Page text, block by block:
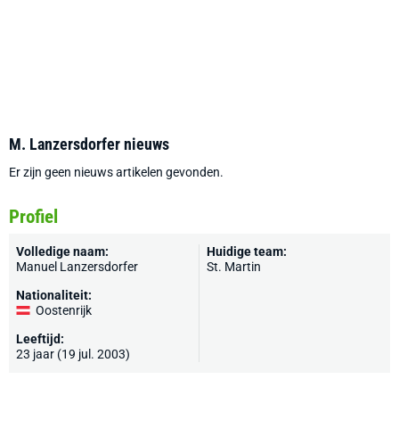
M. Lanzersdorfer nieuws
Er zijn geen nieuws artikelen gevonden.
Profiel
Volledige naam:
Manuel Lanzersdorfer
Nationaliteit:
Oostenrijk
Leeftijd:
23 jaar (19 jul. 2003)
Huidige team:
St. Martin